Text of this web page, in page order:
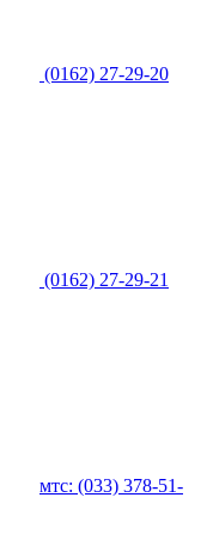
(0162) 27-29-20
(0162) 27-29-21
мтс: (033) 378-51-